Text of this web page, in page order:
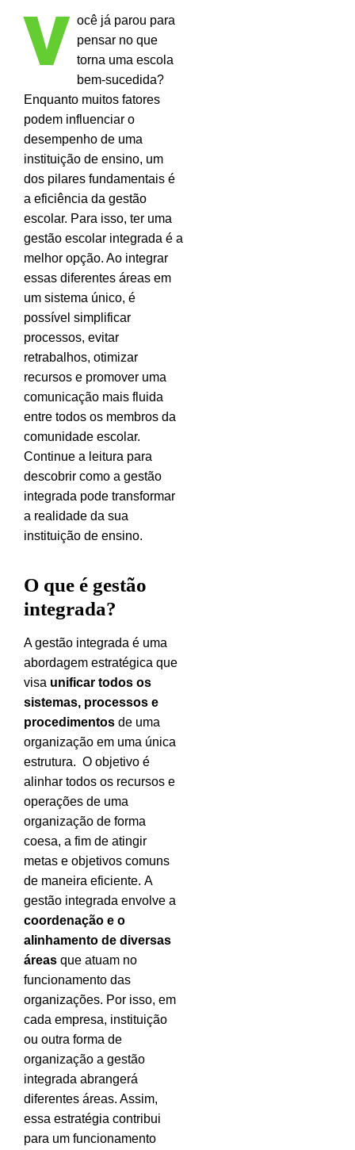
V ocê já parou para
pensar no que
torna uma escola
bem-sucedida?
Enquanto muitos fatores
podem influenciar o
desempenho de uma
instituição de ensino, um
dos pilares fundamentais é
a eficiência da gestão
escolar. Para isso, ter uma
gestão escolar integrada é a
melhor opção. Ao integrar
essas diferentes áreas em
um sistema único, é
possível simplificar
processos, evitar
retrabalhos, otimizar
recursos e promover uma
comunicação mais fluida
entre todos os membros da
comunidade escolar.
Continue a leitura para
descobrir como a gestão
integrada pode transformar
a realidade da sua
instituição de ensino.
O que é gestão
integrada?
A gestão integrada é uma
abordagem estratégica que
visa unificar todos os
sistemas, processos e
procedimentos de uma
organização em uma única
estrutura. O objetivo é
alinhar todos os recursos e
operações de uma
organização de forma
coesa, a fim de atingir
metas e objetivos comuns
de maneira eficiente. A
gestão integrada envolve a
coordenação e o
alinhamento de diversas
áreas que atuam no
funcionamento das
organizações. Por isso, em
cada empresa, instituição
ou outra forma de
organização a gestão
integrada abrangerá
diferentes áreas. Assim,
essa estratégia contribui
para um funcionamento